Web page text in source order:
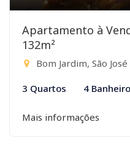
Apartamento à
132m²
Bom Jardim, São
3 Quartos 4
Mais informações